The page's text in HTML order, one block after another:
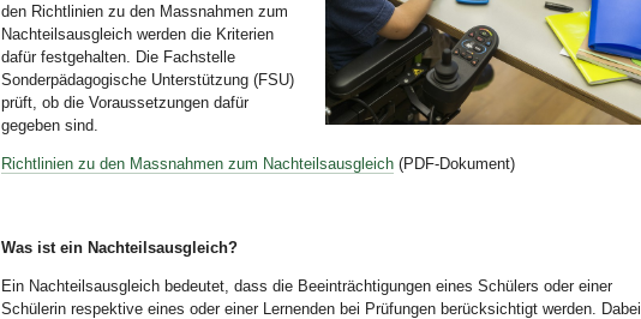
den Richtlinien zu den Massnahmen zum
Nachteilsausgleich werden die Kriterien
dafür festgehalten. Die Fachstelle
Sonderpädagogische Unterstützung (FSU)
prüft, ob die Voraussetzungen dafür
gegeben sind.
Richtlinien zu den Massnahmen zum Nachteilsausgleich (PDF-Dokument)
Was ist ein Nachteilsausgleich?
Ein Nachteilsausgleich bedeutet, dass die Beeinträchtigungen eines Schülers oder einer
Schülerin respektive eines oder einer Lernenden bei Prüfungen berücksichtigt werden. Dabei